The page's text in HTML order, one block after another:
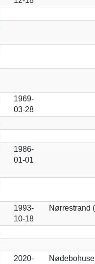
1969-
03-28
1986-
01-01
1993-
10-18
Nørrestrand
2020- Nødebohuse